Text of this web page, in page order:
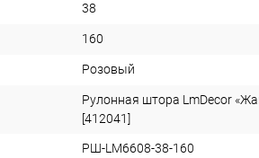
38
160
Розовый
Рулонная штора LmDecor
[412041]
РШ-LM6608-38-160